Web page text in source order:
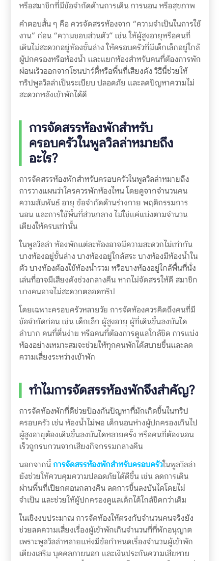
หรือสมาชิกที่มีข้อจำกัดด้านการเดิน การนอน หรือสุขภาพ
คำตอบสั้น ๆ คือ ควรจัดสรรห้องจาก “ความจำเป็นในการใช้
งาน” ก่อน “ความชอบส่วนตัว” เช่น ให้ผู้สูงอายุหรือคนที่
เดินไม่สะดวกอยู่ห้องชั้นล่าง ให้ครอบครัวที่มีเด็กเล็กอยู่ใกล้
ผู้ปกครองหรือห้องน้ำ และแยกห้องสำหรับคนที่ต้องการพัก
ผ่อนเร็วออกจากโซนปาร์ตี้หรือพื้นที่เสียงดัง วิธีนี้ช่วยให้
ทริปพูลวิลล่าเป็นระเบียบ ปลอดภัย และลดปัญหาความไม่
สะดวกหลังเข้าพักได้ดี
การจัดสรรห้องพักสำหรับ
ครอบครัวในพูลวิลล่าหมายถึง
อะไร?
การจัดสรรห้องพักสำหรับครอบครัวในพูลวิลล่าหมายถึง
การวางแผนว่าใครควรพักห้องไหน โดยดูจากจำนวนคน
ความสัมพันธ์ อายุ ข้อจำกัดด้านร่างกาย พฤติกรรมการ
นอน และการใช้พื้นที่ส่วนกลาง ไม่ใช่แค่แบ่งตามจำนวน
เตียงให้ครบเท่านั้น
ในพูลวิลล่า ห้องพักแต่ละห้องอาจมีความสะดวกไม่เท่ากัน
บางห้องอยู่ชั้นล่าง บางห้องอยู่ใกล้สระ บางห้องมีห้องน้ำใน
ตัว บางห้องต้องใช้ห้องน้ำรวม หรือบางห้องอยู่ใกล้พื้นที่นั่ง
เล่นที่อาจมีเสียงดังช่วงกลางคืน หากไม่จัดสรรให้ดี สมาชิก
บางคนอาจไม่สะดวกตลอดทริป
โดยเฉพาะครอบครัวหลายวัย การจัดห้องควรคิดถึงคนที่มี
ข้อจำกัดก่อน เช่น เด็กเล็ก ผู้สูงอายุ ผู้ที่เดินขึ้นลงบันได
ลำบาก คนที่ตื่นง่าย หรือคนที่ต้องการดูแลใกล้ชิด การแบ่ง
ห้องอย่างเหมาะสมจะช่วยให้ทุกคนพักได้สบายขึ้นและลด
ความเสี่ยงระหว่างเข้าพัก
ทำไมการจัดสรรห้องพักจึงสำคัญ?
การจัดห้องพักที่ดีช่วยป้องกันปัญหาที่มักเกิดขึ้นในทริป
ครอบครัว เช่น ห้องน้ำไม่พอ เด็กนอนห่างผู้ปกครองเกินไป
ผู้สูงอายุต้องเดินขึ้นลงบันไดหลายครั้ง หรือคนที่ต้องนอน
เร็วถูกรบกวนจากเสียงกิจกรรมกลางคืน
นอกจากนี้การจัดสรรห้องพักสำหรับครอบครัวในพูลวิลล่า
ยังช่วยให้ควบคุมความปลอดภัยได้ดีขึ้น เช่น ลดการเดิน
ผ่านพื้นที่เปียกตอนกลางคืน ลดการขึ้นลงบันไดโดยไม่
จำเป็น และช่วยให้ผู้ปกครองดูแลเด็กได้ใกล้ชิดกว่าเดิม
ในเชิงงบประมาณ การจัดห้องให้ตรงกับจำนวนคนจริงยัง
ช่วยลดความเสี่ยงเรื่องผู้เข้าพักเกินจำนวนที่ที่พักอนุญาต
เพราะพูลวิลล่าหลายแห่งมีข้อกำหนดเรื่องจำนวนผู้เข้าพัก
เตียงเสริม บุคคลภายนอก และเงินประกันความเสียหาย